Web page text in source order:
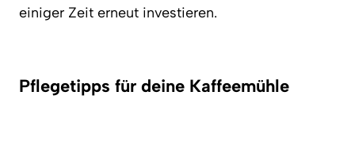
einiger Zeit erneut investieren.
Pflegetipps für deine Kaffeemühle